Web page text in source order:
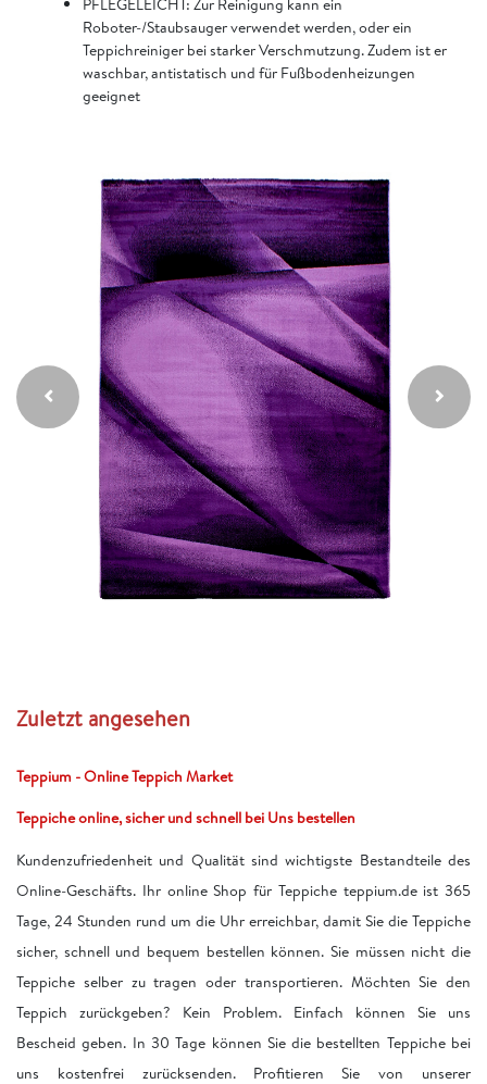
Roboter-/Staubsauger verwendet werden, oder ein
Teppichreiniger bei starker Verschmutzung. Zudem ist er
waschbar, antistatisch und für Fußbodenheizungen
geeignet
Zuletzt angesehen
Teppium - Online Teppich Market
Teppiche online, sicher und schnell bei Uns bestellen
Kundenzufriedenheit und Qualität sind wichtigste Bestandteile des
Online-Geschäfts. Ihr online Shop für Teppiche teppium.de ist 365
Tage, 24 Stunden rund um die Uhr erreichbar, damit Sie die Teppiche
sicher, schnell und bequem bestellen können. Sie müssen nicht die
Teppiche selber zu tragen oder transportieren. Möchten Sie den
Teppich zurückgeben? Kein Problem. Einfach können Sie uns
Bescheid geben. In 30 Tage können Sie die bestellten Teppiche bei
uns kostenfrei zurücksenden. Profitieren Sie von unserer